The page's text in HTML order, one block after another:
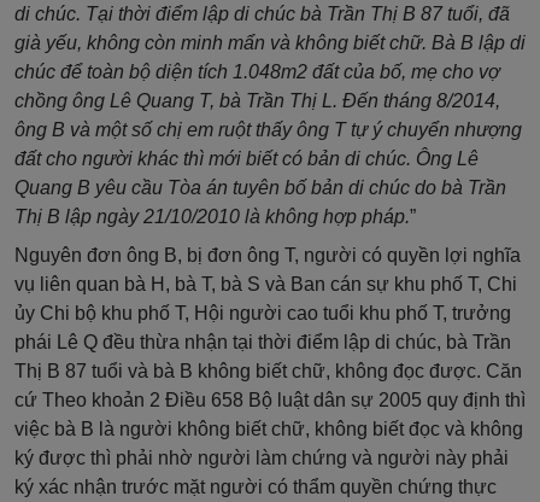
di chúc. Tại thời điểm lập di chúc bà Trần Thị B 87 tuổi, đã
già yếu, không còn minh mẩn và không biết chữ. Bà B lập di
chúc để toàn bộ diện tích 1.048m2 đất của bố, mẹ cho vợ
chồng ông Lê Quang T, bà Trần Thị L. Đến tháng 8/2014,
ông B và một số chị em ruột thấy ông T tự ý chuyển nhượng
đất cho người khác thì mới biết có bản di chúc. Ông Lê
Quang B yêu cầu Tòa án tuyên bố bản di chúc do bà Trần
Thị B lập ngày 21/10/2010 là không hợp pháp.”
Nguyên đơn ông B, bị đơn ông T, người có quyền lợi nghĩa
vụ liên quan bà H, bà T, bà S và Ban cán sự khu phố T, Chi
ủy Chi bộ khu phố T, Hội người cao tuổi khu phố T, trưởng
phái Lê Q đều thừa nhận tại thời điểm lập di chúc, bà Trần
Thị B 87 tuổi và bà B không biết chữ, không đọc được. Căn
cứ Theo khoản 2 Điều 658 Bộ luật dân sự 2005 quy định thì
việc bà B là người không biết chữ, không biết đọc và không
ký được thì phải nhờ người làm chứng và người này phải
ký xác nhận trước mặt người có thẩm quyền chứng thực